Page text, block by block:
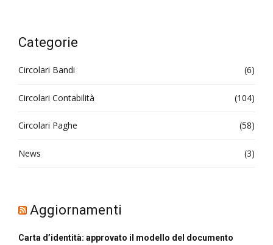
Categorie
Circolari Bandi (6)
Circolari Contabilità (104)
Circolari Paghe (58)
News (3)
Aggiornamenti
Carta d’identità: approvato il modello del documento